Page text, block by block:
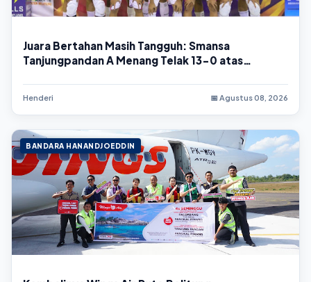
Juara Bertahan Masih Tangguh: Smansa
Tanjungpandan A Menang Telak 13-0 atas
Henderi 📅 Agustus 08, 2026
BANDARA HANANDJOEDDIN